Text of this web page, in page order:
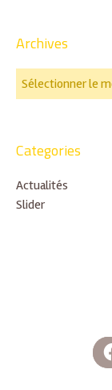
Archives
Categories
Actualités
Slider